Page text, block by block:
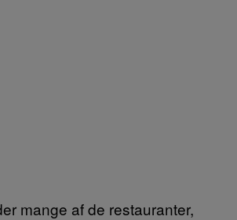
mange af de restauranter,